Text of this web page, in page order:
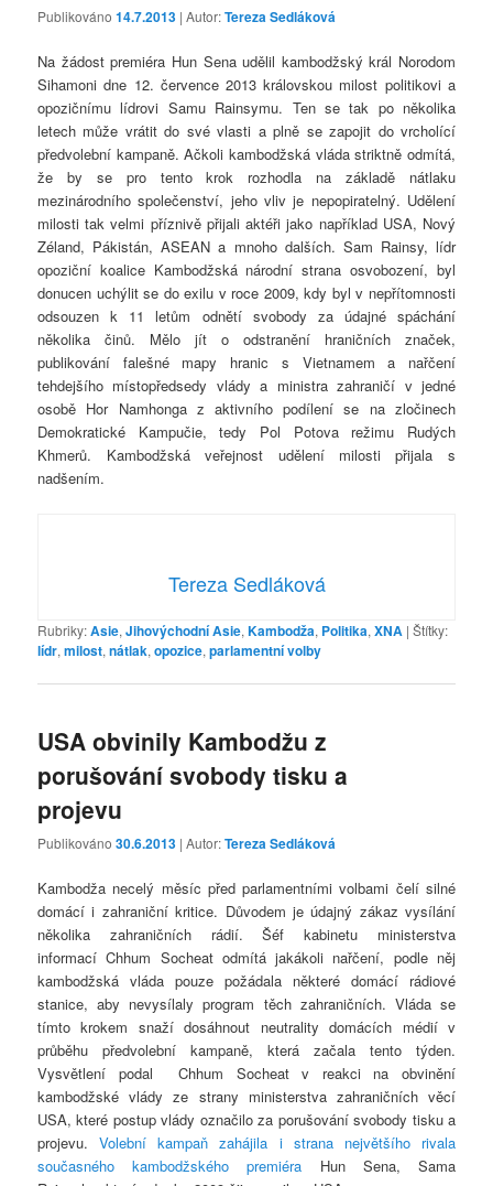
Publikováno14.7.2013 | Autor:Tereza Sedláková
Na žádost premiéra Hun Sena udělil kambodžský král Norodom
Sihamoni dne 12. července 2013 královskou milost politikovi a
opozičnímu lídrovi Samu Rainsymu. Ten se tak po několika
letech může vrátit do své vlasti a plně se zapojit do vrcholící
předvolební kampaně. Ačkoli kambodžská vláda striktně odmítá,
že by se pro tento krok rozhodla na základě nátlaku
mezinárodního společenství, jeho vliv je nepopiratelný. Udělení
milosti tak velmi příznivě přijali aktéři jako například USA, Nový
Zéland, Pákistán, ASEAN a mnoho dalších. Sam Rainsy, lídr
opoziční koalice Kambodžská národní strana osvobození, byl
donucen uchýlit se do exilu v roce 2009, kdy byl v nepřítomnosti
odsouzen k 11 letům odnětí svobody za údajné spáchání
několika činů. Mělo jít o odstranění hraničních značek,
publikování falešné mapy hranic s Vietnamem a nařčení
tehdejšího místopředsedy vlády a ministra zahraničí v jedné
osobě Hor Namhonga z aktivního podílení se na zločinech
Demokratické Kampučie, tedy Pol Potova režimu Rudých
Khmerů. Kambodžská veřejnost udělení milosti přijala s
nadšením.
Tereza Sedláková
Rubriky:Asie,Jihovýchodní Asie,Kambodža, Politika,XNA |Štítky:
lídr,milost,nátlak,opozice,parlamentní volby
USA obvinily Kambodžu z
porušování svobody tisku a
projevu
Publikováno30.6.2013 | Autor:Tereza Sedláková
Kambodža necelý měsíc před parlamentními volbami čelí silné
domácí i zahraniční kritice. Důvodem je údajný zákaz vysílání
několika zahraničních rádií. Šéf kabinetu ministerstva
informací Chhum Socheat odmítá jakákoli nařčení, podle něj
kambodžská vláda pouze požádala některé domácí rádiové
stanice, aby nevysílaly program těch zahraničních. Vláda se
tímto krokem snaží dosáhnout neutrality domácích médií v
průběhu předvolební kampaně, která začala tento týden.
Vysvětlení podal Chhum Socheat v reakci na obvinění
kambodžské vlády ze strany ministerstva zahraničních věcí
USA, které postup vlády označilo za porušování svobody tisku a
projevu.Volební kampaň zahájila i strana největšího rivala
současného kambodžského premiéra Hun Sena, Sama